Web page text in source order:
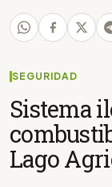
SEGURIDAD
Sistema
Lago